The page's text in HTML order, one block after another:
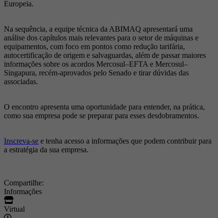
Europeia.
Na sequência, a equipe técnica da ABIMAQ apresentará uma
análise dos capítulos mais relevantes para o setor de máquinas e
equipamentos, com foco em pontos como redução tarifária,
autocertificação de origem e salvaguardas, além de passar maiores
informações sobre os acordos Mercosul–EFTA e Mercosul–
Singapura, recém-aprovados pelo Senado e tirar dúvidas das
associadas.
O encontro apresenta uma oportunidade para entender, na prática,
como sua empresa pode se preparar para esses desdobramentos.
Inscreva-se e tenha acesso a informações que podem contribuir para
a estratégia da sua empresa.
Compartilhe:
Informações
Virtual